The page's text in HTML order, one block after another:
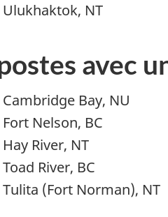
Ulukhaktok, NT
avec
Cambridge Bay, NU
Fort Nelson, BC
Hay River, NT
Toad River, BC
Tulita (Fort Norman), NT